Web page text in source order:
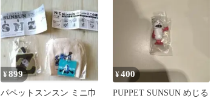
¥899
パペットスンスン ミニ巾
¥400
PUPPET SUNSUN めじる